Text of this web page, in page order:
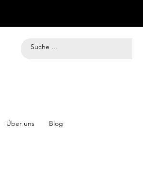
Über uns Blog